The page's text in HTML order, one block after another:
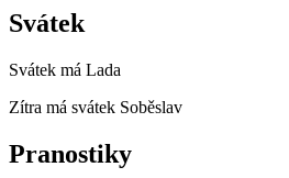
Svátek
Svátek má Lada
Zítra má svátek Soběslav
Pranostiky